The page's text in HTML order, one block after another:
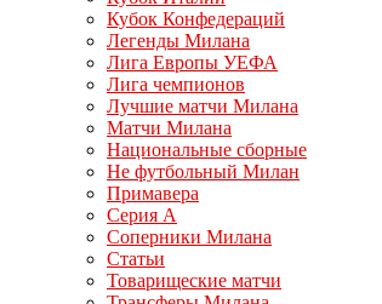
Кубок Конфедераций
Легенды Милана
Лига Европы УЕФА
Лига чемпионов
Лучшие матчи Милана
Матчи Милана
Национальные сборные
Не футбольный Милан
Примавера
Серия А
Соперники Милана
Статьи
Товарищеские матчи